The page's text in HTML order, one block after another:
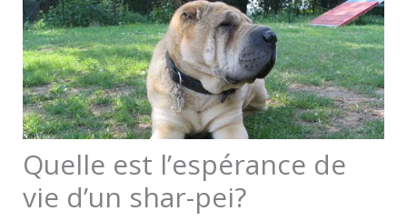
Quelle est l’espérance de
vie d’un shar-pei?